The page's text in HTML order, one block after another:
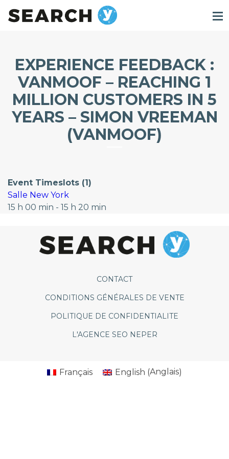
EXPERIENCE FEEDBACK :
VANMOOF – REACHING 1
MILLION CUSTOMERS IN 5
YEARS – SIMON VREEMAN
(VANMOOF)
Event Timeslots (1)
Salle New York
15 h 00 min - 15 h 20 min
CONTACT
CONDITIONS GÉNÉRALES DE VENTE
POLITIQUE DE CONFIDENTIALITE
L'AGENCE SEO NEPER
Français English (Anglais)